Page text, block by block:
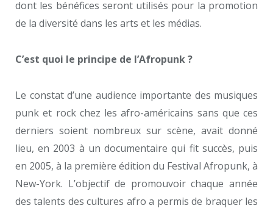
dont les bénéfices seront utilisés pour la promotion
de la diversité dans les arts et les médias.
C’est quoi le principe de l’Afropunk ?
Le constat d’une audience importante des musiques
punk et rock chez les afro-américains sans que ces
derniers soient nombreux sur scène, avait donné
lieu, en 2003 à un documentaire qui fit succès, puis
en 2005, à la première édition du Festival Afropunk, à
New-York. L’objectif de promouvoir chaque année
des talents des cultures afro a permis de braquer les